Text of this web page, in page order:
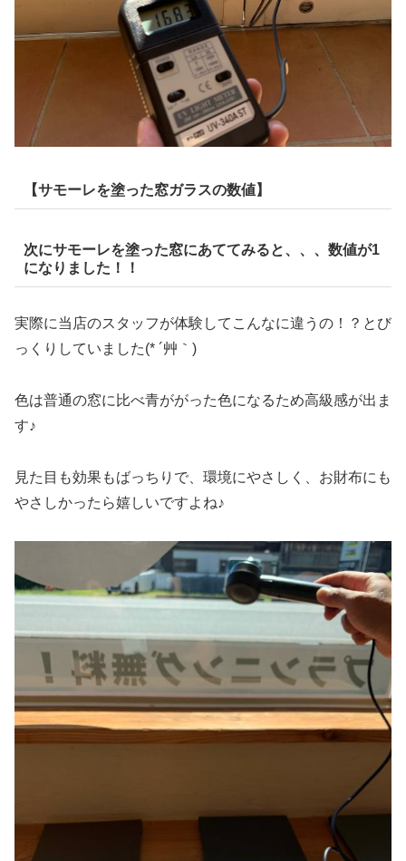
【サモーレを塗った窓ガラスの数値】
次にサモーレを塗った窓にあててみると、、、数値が1
になりました！！
実際に当店のスタッフが体験してこんなに違うの！？とび
っくりしていました(* ´艸｀)
色は普通の窓に比べ青ががった色になるため高級感が出ま
す♪
見た目も効果もばっちりで、環境にやさしく、お財布にも
やさしかったら嬉しいですよね♪